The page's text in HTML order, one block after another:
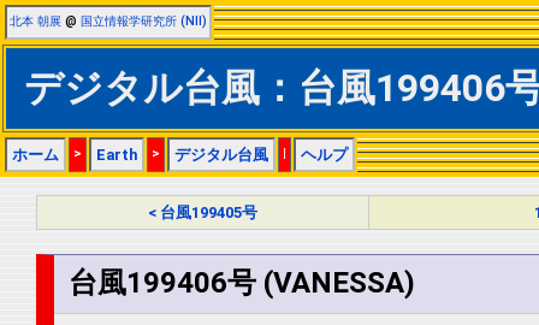
北本 朝展 @ 国立情報学研究所 (NII)
デジタル台風：台風199406
ホーム > Earth > デジタル台風 | ヘルプ
< 台風199405号
台風199406号 (VANESSA)